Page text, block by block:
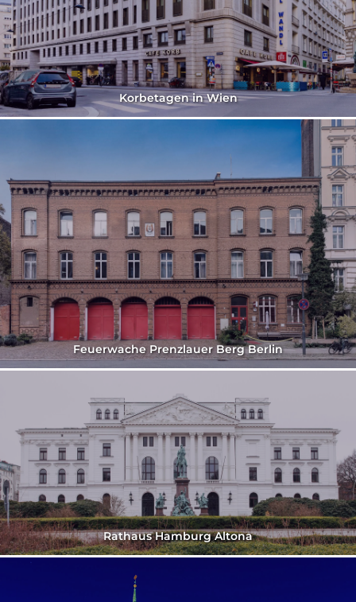
Korbetagen in Wien
Feuerwache Prenzlauer Berg Berlin
Rathaus Hamburg Altona